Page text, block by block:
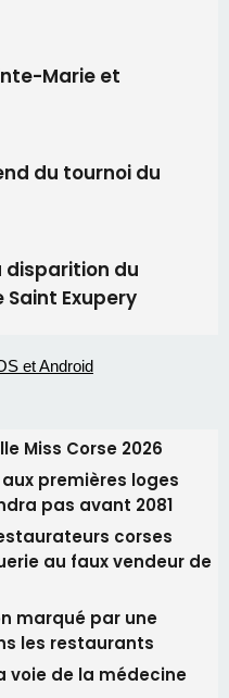
du
Exupery
Miss Corse 2026
premières loges
pas avant 2081
au faux vendeur de
marqué par une
les restaurants
voie de la médecine
CNI et recevez par
et une sélection de